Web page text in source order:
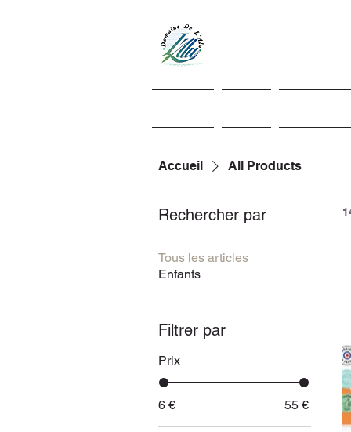
Accueil All Products
Rechercher par
Tous les articles
Enfants
Filtrer par
Prix
6 € 55 €